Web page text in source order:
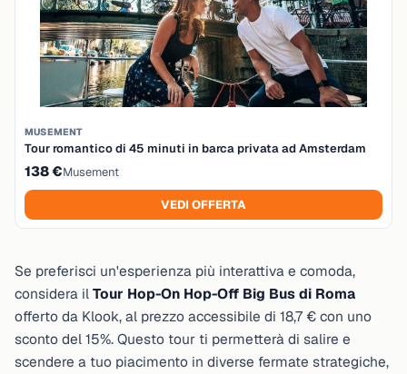
MUSEMENT
Tour romantico di 45 minuti in barca privata ad Amsterdam
138 €Musement
VEDI OFFERTA
Se preferisci un'esperienza più interattiva e comoda,
considera ilTour Hop-On Hop-Off Big Bus di Roma
offerto da Klook, al prezzo accessibile di 18,7 €con uno
sconto del 15%. Questo tour ti permetterà di salire e
scendere a tuo piacimento in diverse fermate strategiche,